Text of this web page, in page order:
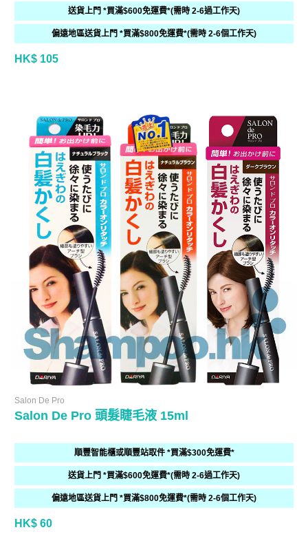
送貨上門 *買滿$600免運費*(需時 2-6過工作天)
偏遠地區送貨上門 *買滿$800免運費*(需時 2-6個工作天)
HK$ 105
Salon De Pro
Salon De Pro 頭髮睫毛液 15ml
順豐智能櫃或順豐站取件 *買滿$300免運費*
送貨上門 *買滿$600免運費*(需時 2-6過工作天)
偏遠地區送貨上門 *買滿$800免運費*(需時 2-6個工作天)
HK$ 60